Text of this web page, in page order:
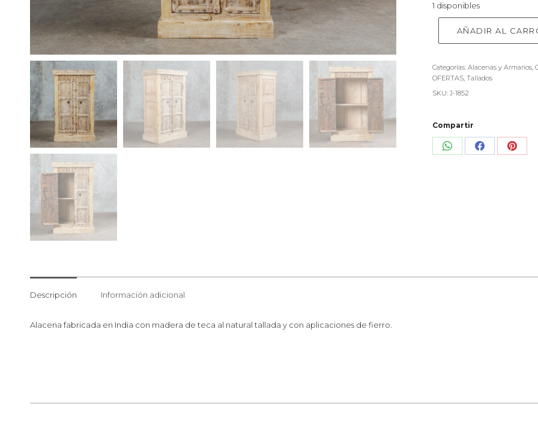
1 disponibles
AÑADIR AL
Categorías: Alacenas y Armarios,
OFERTAS, Tallados
SKU: J-1852
Compartir
Share Share Share
Descripción Información adicional
Alacena fabricada en India con madera de teca al natural tallada y con aplicaciones de fierro.